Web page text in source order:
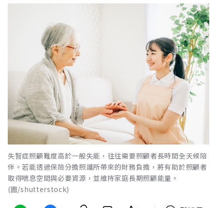
失智症照顧難度高於一般失能，往往需要照顧者長時間全天候陪
伴。若能透過保險分擔照護所帶來的財務負擔，將有助於照顧者
取得喘息空間與必要資源，並維持家庭長期照顧能量。
(圖/shutterstock)